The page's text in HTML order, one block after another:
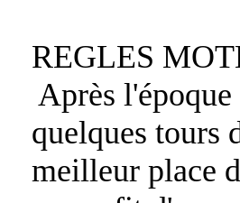
REGLES
Après
quelques tours
meilleur place